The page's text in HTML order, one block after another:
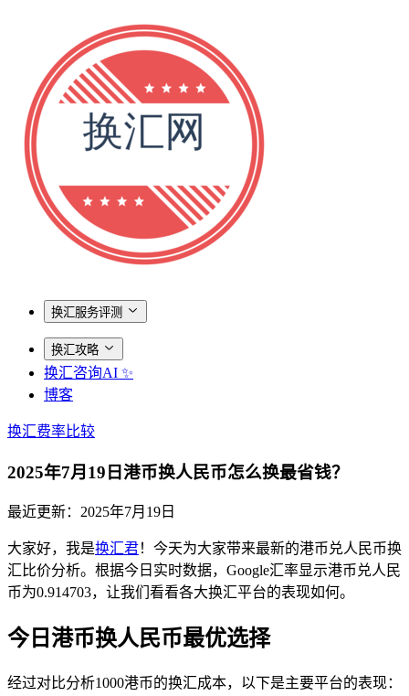
换汇服务评测
换汇攻略
换汇咨询AI ✨
博客
换汇费率比较
2025年7月19日港币换人民币怎么换最省钱？
最近更新： 2025年7月19日
大家好，我是换汇君！今天为大家带来最新的港币兑人民币换
汇比价分析。根据今日实时数据，Google汇率显示港币兑人民
币为0.914703，让我们看看各大换汇平台的表现如何。
今日港币换人民币最优选择
经过对比分析1000港币的换汇成本，以下是主要平台的表现：